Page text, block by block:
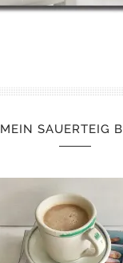
MEIN SAUERTEIG